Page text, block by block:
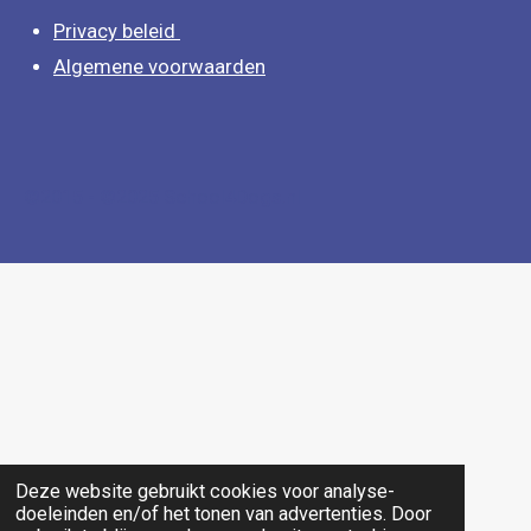
Deze website gebruikt cookies voor analyse-
doeleinden en/of het tonen van advertenties. Door
m
Privacy beleid
Algemene voorwaarden